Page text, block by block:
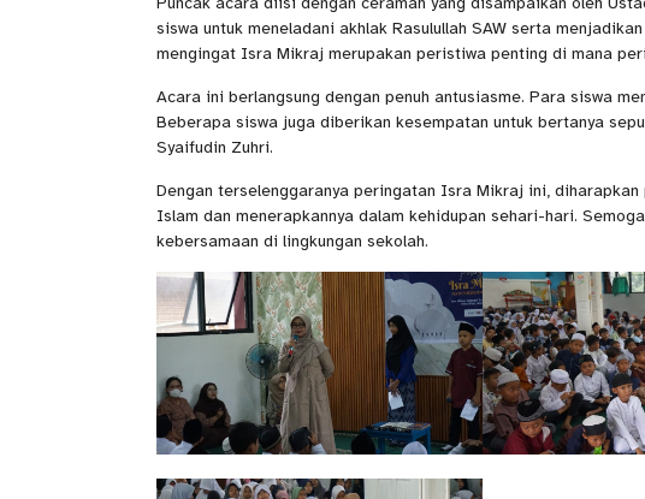
siswa untuk meneladani akhlak Rasulullah SAW serta
mengingat Isra Mikraj merupakan peristiwa penting di mana
Acara ini berlangsung dengan penuh antusiasme. Para siswa
Beberapa siswa juga diberikan kesempatan untuk bertanya
Syaifudin Zuhri.
Dengan terselenggaranya peringatan Isra Mikraj ini,
Islam dan menerapkannya dalam kehidupan sehari-hari.
kebersamaan di lingkungan sekolah.